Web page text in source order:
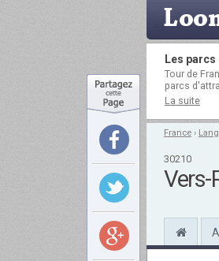
Les
Tour de
parcs
La suite
France ›
30210
Vers-